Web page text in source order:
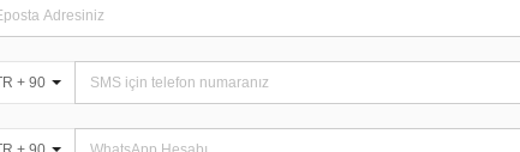
+ 90